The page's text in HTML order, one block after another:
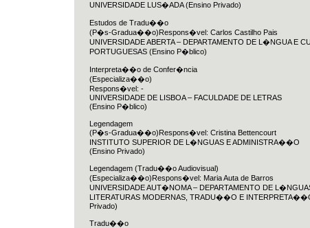
UNIVERSIDADE LUS�ADA (Ensino Privado)
Estudos de Tradu��o
(P�s-Gradua��o)Respons�vel: Carlos Castilho Pais
UNIVERSIDADE ABERTA – DEPARTAMENTO DE L�NGUA E
PORTUGUESAS (Ensino P�blico)
Interpreta��o de Confer�ncia
(Especializa��o)
Respons�vel: -
UNIVERSIDADE DE LISBOA – FACULDADE DE LETRAS
(Ensino P�blico)
Legendagem
(P�s-Gradua��o)Respons�vel: Cristina Bettencourt
INSTITUTO SUPERIOR DE L�NGUAS E ADMINISTRA��O
(Ensino Privado)
Legendagem (Tradu��o Audiovisual)
(Especializa��o)Respons�vel: Maria Auta de Barros
UNIVERSIDADE AUT�NOMA – DEPARTAMENTO DE
LITERATURAS MODERNAS, TRADU��O E
Privado)
Tradu��o